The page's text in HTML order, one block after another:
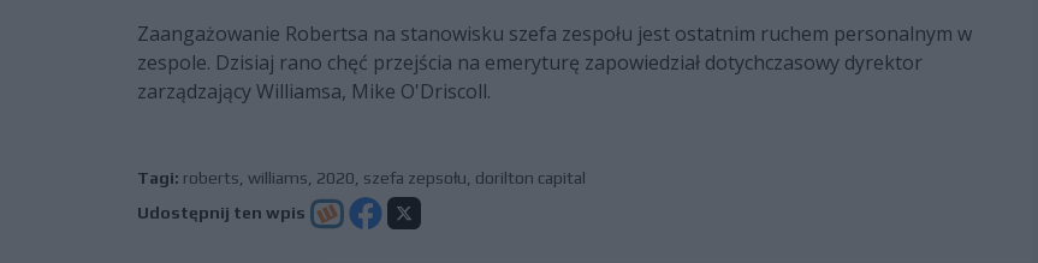
Zaangażowanie Robertsa na stanowisku szefa zespołu jest ostatnim ruchem personalnym w
zespole. Dzisiaj rano chęć przejścia na emeryturę zapowiedział dotychczasowy dyrektor
zarządzający Williamsa, Mike O'Driscoll.
Tagi: roberts williams 2020 szefa zepsołu dorilton capital
Udostępnij ten wpis